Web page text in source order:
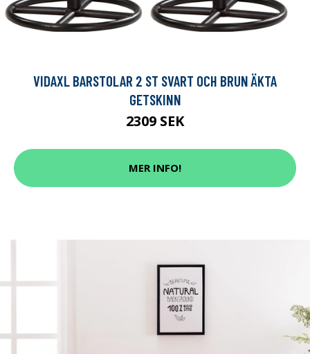
VIDAXL BARSTOLAR 2 ST SVART OCH BRUN ÄKTA
GETSKINN
2309 SEK
MER INFO!